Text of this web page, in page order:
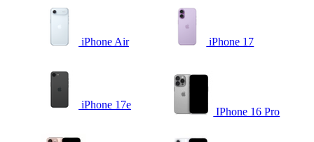
iPhone Air iPhone 17
iPhone 17e
IPhone 16 Pro